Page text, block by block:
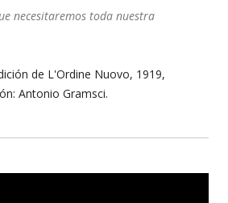
necesitaremos toda nuestra
de L'Ordine Nuovo, 1919,
Antonio Gramsci.